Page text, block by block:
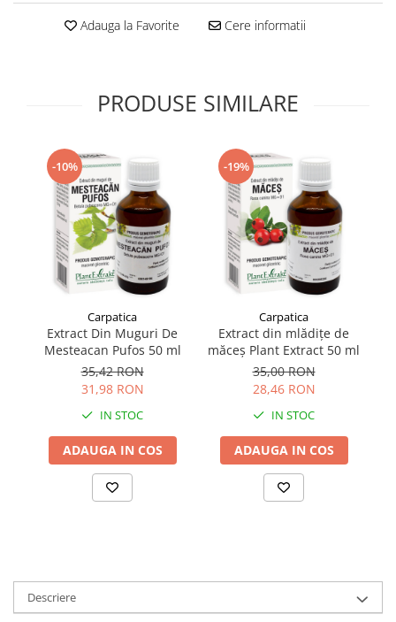
Tincturi si Gemoderivate
Vitamine si minerale
Adauga la Favorite Cere informatii
PRODUSE SIMILARE
-10%
Carpatica
Extract Din Muguri De
Mesteacan Pufos 50 ml
35,42 RON
31,98 RON
IN STOC
ADAUGA IN COS
-19%
Carpatica
Extract din mlădițe de
măceș Plant Extract 50 ml
35,00 RON
28,46 RON
IN STOC
ADAUGA IN COS
Descriere